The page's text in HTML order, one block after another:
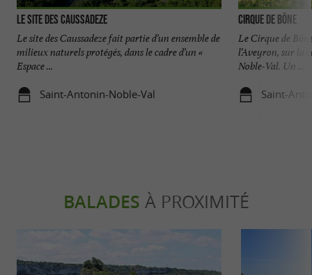
Le site des Caussadeze
Le site des Caussadeze fait partie d’un ensemble de
milieux naturels protégés, dans le cadre d’un «
Espace ...
Saint-Antonin-Noble-Val
Cirque de Bône
Le Cirque de
l’Aveyron, sur la
Noble-Val. Un ...
Saint-
BALADES À PROXIMITÉ